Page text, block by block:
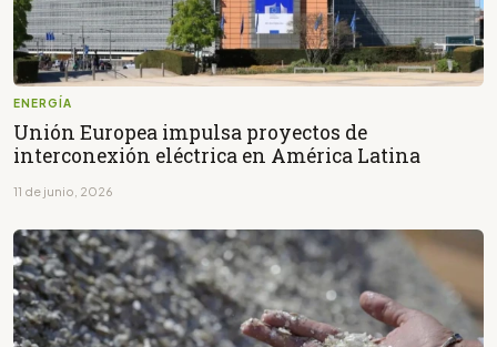
ENERGÍA
Unión Europea impulsa proyectos de
interconexión eléctrica en América Latina
11 de junio, 2026